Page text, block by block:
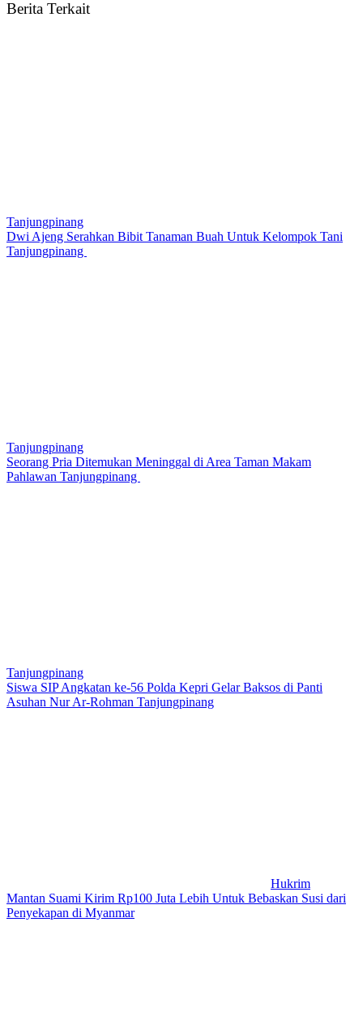
Berita Terkait
Tanjungpinang
Dwi Ajeng Serahkan Bibit Tanaman Buah Untuk Kelompok Tani
Tanjungpinang
Tanjungpinang
Seorang Pria Ditemukan Meninggal di Area Taman Makam
Pahlawan Tanjungpinang
Tanjungpinang
Siswa SIP Angkatan ke-56 Polda Kepri Gelar Baksos di Panti
Asuhan Nur Ar-Rohman Tanjungpinang
Hukrim
Mantan Suami Kirim Rp100 Juta Lebih Untuk Bebaskan Susi dari
Penyekapan di Myanmar